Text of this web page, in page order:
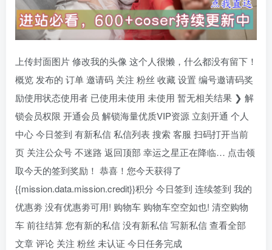
上传封面图片 修改我的头像 这个人很懒，什么都没有留下！
概览 发布的 订单 邀请码 关注 粉丝 收藏 设置 编号邀请码奖
励使用状态使用者 已使用未使用 未使用 暂无相关结果 ❯ 解
锁会员权限 开通会员 解锁海量优质VIP资源 立刻开通 个人
中心 今日签到 有新私信 私信列表 搜索 客服 扫码打开当前
页 关注公众号 不迷路 返回顶部 幸运之星正在降临… 点击领
取今天的签到奖励！ 恭喜！您今天获得了
{{mission.data.mission.credit}}积分 今日签到 连续签到 我的
优惠劵 没有优惠劵可用! 购物车 购物车空空如也! 清空购物
车 前往结算 您有新的私信 没有新私信 写新私信 查看全部
文章 评论 关注 粉丝 未认证 今日任务完成